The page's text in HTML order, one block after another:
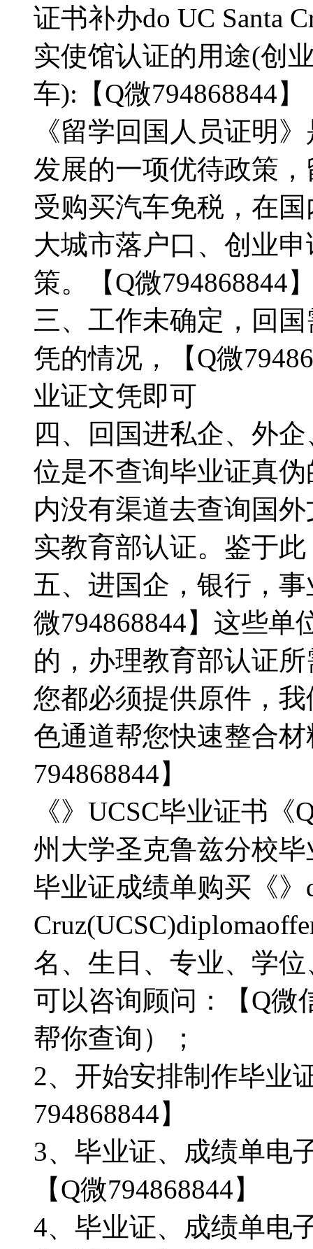
证书补办do UC Santa
实使馆认证的用途(创
车):【Q微794868844】
《留学回国人员证明
发展的一项优待政策
受购买汽车免税，在
大城市落户口、创业
策。【Q微794868844
三、工作未确定，回
凭的情况，【Q微
业证文凭即可
四、回国进私企、外
位是不查询毕业证真伪
内没有渠道去查询国
实教育部认证。鉴于
五、进国企，银行，
微794868844】这些
的，办理教育部认证
您都必须提供原件，
色通道帮您快速整合
794868844】
《》UCSC毕业证书
州大学圣克鲁兹分校
毕业证成绩单购买《》
名、生日、专业、学
可以咨询顾问：【Q微
帮你查询）；
2、开始安排制作毕业
794868844】
3、毕业证、成绩单电
【Q微794868844】
4、毕业证、成绩单电